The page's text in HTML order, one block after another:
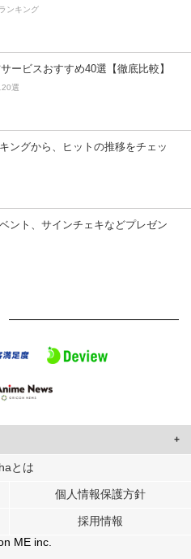
ンキング
ービスおすすめ40選【徹底比較】
20選
ングから、ヒットの推移をチェッ
ント、サインチェキなどプレゼン
ーザーに合わせたコンテンツや広告の
ートナーに提供しています。
各パートナーに提供した他の情報や、
用したときに収集した他の情報を組み
とは
個人情報保護方針
採用情報
ME inc.